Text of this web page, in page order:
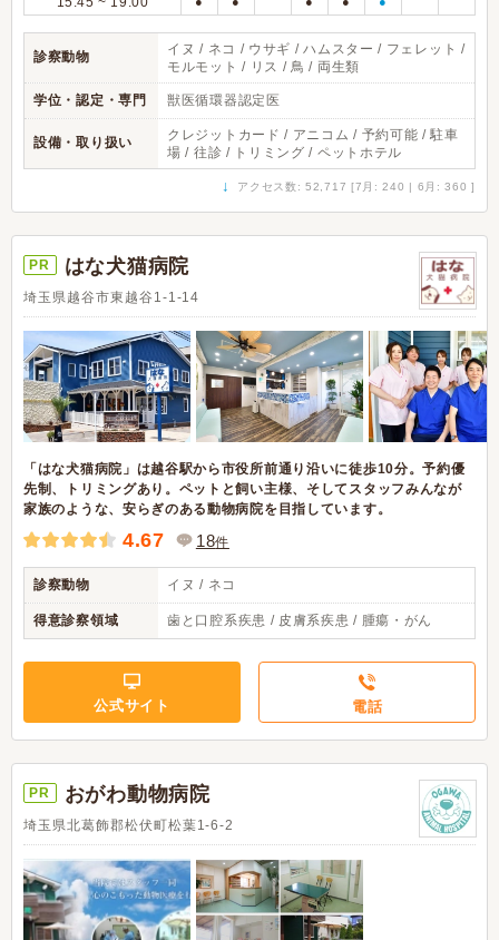
診察動物
イヌ / ネコ / ウサギ / ハムスター / フェレット /
モルモット / リス / 鳥 / 両生類
学位・認定・専門 獣医循環器認定医
設備・取り扱い
クレジットカード / アニコム / 予約可能 / 駐車
場 / 往診 / トリミング / ペットホテル
↓ アクセス数: 52,717 [7月: 240 | 6月: 360 ]
PR はな犬猫病院
埼玉県越谷市東越谷1-1-14
「はな犬猫病院」は越谷駅から市役所前通り沿いに徒歩10分。予約優
先制、トリミングあり。ペットと飼い主様、そしてスタッフみんなが
家族のような、安らぎのある動物病院を目指しています。
4.67 18件
診察動物 イヌ / ネコ
得意診察領域 歯と口腔系疾患 / 皮膚系疾患 / 腫瘍・がん
公式サイト 電話
PR おがわ動物病院
埼玉県北葛飾郡松伏町松葉1-6-2